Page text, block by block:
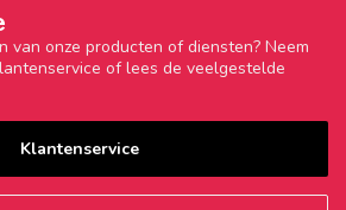
van onze producten of diensten? Neem
of lees de veelgestelde
Klantenservice